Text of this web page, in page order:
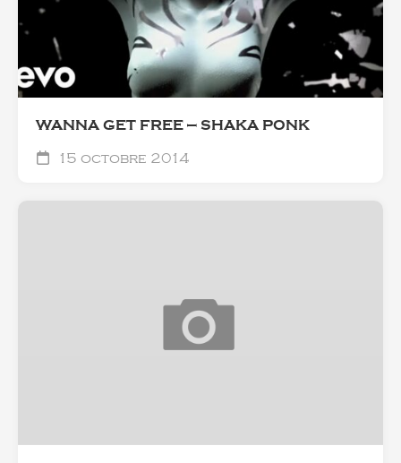
WANNA GET FREE — SHAKA PONK
15 octobre 2014